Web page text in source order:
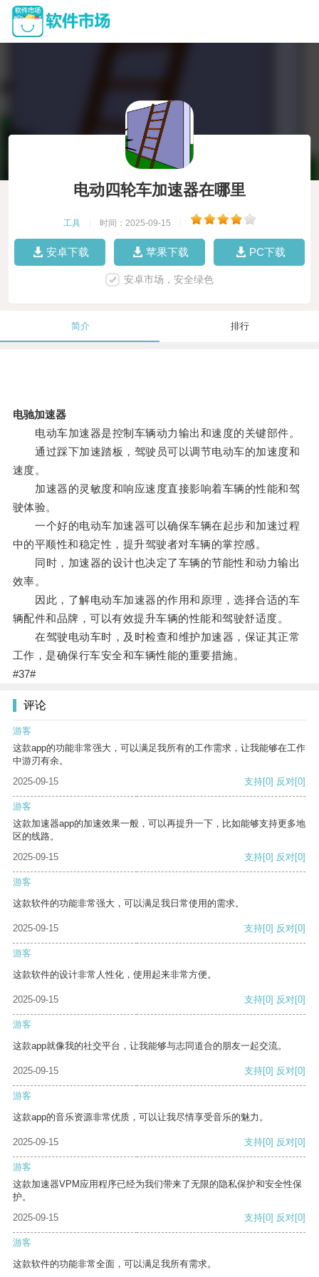
电动四轮车加速器在哪里
工具 时间：2025-09-15
安卓下载 苹果下载 PC下载
安卓市场，安全绿色
简介 排行
电驰加速器
电动车加速器是控制车辆动力输出和速度的关键部件。
通过踩下加速踏板，驾驶员可以调节电动车的加速度和
速度。
加速器的灵敏度和响应速度直接影响着车辆的性能和驾
驶体验。
一个好的电动车加速器可以确保车辆在起步和加速过程
中的平顺性和稳定性，提升驾驶者对车辆的掌控感。
同时，加速器的设计也决定了车辆的节能性和动力输出
效率。
因此，了解电动车加速器的作用和原理，选择合适的车
辆配件和品牌，可以有效提升车辆的性能和驾驶舒适度。
在驾驶电动车时，及时检查和维护加速器，保证其正常
工作，是确保行车安全和车辆性能的重要措施。
#37#
评论
游客
这款app的功能非常强大，可以满足我所有的工作需求，让我能够在工作
中游刃有余。
2025-09-15
支持[0] 反对[0]
游客
这款加速器app的加速效果一般，可以再提升一下，比如能够支持更多地
区的线路。
2025-09-15
支持[0] 反对[0]
游客
这款软件的功能非常强大，可以满足我日常使用的需求。
2025-09-15 支持[0] 反对[0]
游客
这款软件的设计非常人性化，使用起来非常方便。
2025-09-15 支持[0] 反对[0]
游客
这款app就像我的社交平台，让我能够与志同道合的朋友一起交流。
2025-09-15 支持[0] 反对[0]
游客
这款app的音乐资源非常优质，可以让我尽情享受音乐的魅力。
2025-09-15 支持[0] 反对[0]
游客
这款加速器VPM应用程序已经为我们带来了无限的隐私保护和安全性保
护。
2025-09-15
支持[0] 反对[0]
游客
这款软件的功能非常全面，可以满足我所有需求。